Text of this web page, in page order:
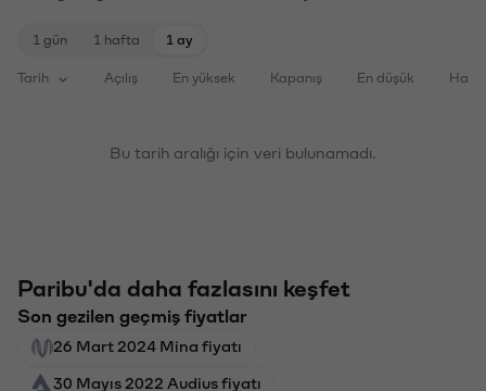
1 gün 1 hafta 1 ay
Tarih Açılış En yüksek Kapanış En düşük
Bu tarih aralığı için veri bulunamadı.
Paribu'da daha fazlasını keşfet
Son gezilen geçmiş fiyatlar
26 Mart 2024 Mina fiyatı
30 Mayıs 2022 Audius fiyatı